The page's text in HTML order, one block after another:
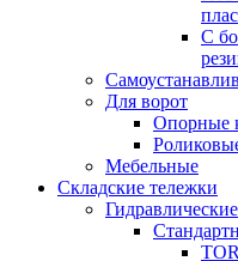
С
Для ворот
Опорные
Мебельные
Складские тележки
Гидравлические
TOR